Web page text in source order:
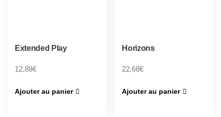
Extended Play
12,88€
Ajouter au panier
Horizons
22,68€
Ajouter au panier